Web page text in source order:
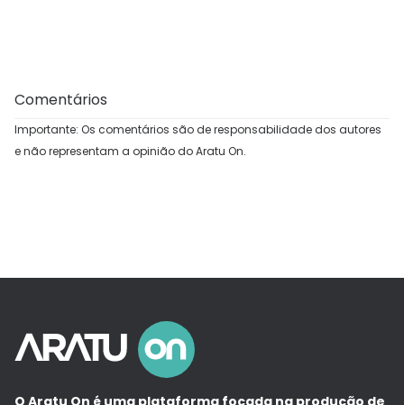
Comentários
Importante: Os comentários são de responsabilidade dos autores
e não representam a opinião do Aratu On.
O Aratu On é uma plataforma focada na produção de